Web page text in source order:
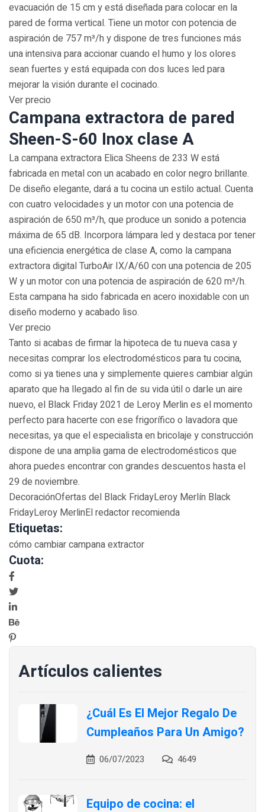
Artículos calientes
¿Cuál Es El Mejor Regalo De
Cumpleaños Para Un Amigo?
06/07/2023 4649
Equipo de cocina: el
evacuación de 15 cm y está diseñada para colocar en la
pared de forma vertical. Tiene un motor con potencia de
aspiración de 757 m³/h y dispone de tres funciones más
una intensiva para accionar cuando el humo y los olores
sean fuertes y está equipada con dos luces led para
mejorar la visión durante el cocinado.
Ver precio
Campana extractora de pared
Sheen-S-60 Inox clase A
La campana extractora Elica Sheens de 233 W está
fabricada en metal con un acabado en color negro brillante.
De diseño elegante, dará a tu cocina un estilo actual. Cuenta
con cuatro velocidades y un motor con una potencia de
aspiración de 650 m³/h, que produce un sonido a potencia
máxima de 65 dB. Incorpora lámpara led y destaca por tener
una eficiencia energética de clase A, como la campana
extractora digital TurboAir IX/A/60 con una potencia de 205
W y un motor con una potencia de aspiración de 620 m³/h.
Esta campana ha sido fabricada en acero inoxidable con un
diseño moderno y acabado liso.
Ver precio
Tanto si acabas de firmar la hipoteca de tu nueva casa y
necesitas comprar los electrodomésticos para tu cocina,
como si ya tienes una y simplemente quieres cambiar algún
aparato que ha llegado al fin de su vida útil o darle un aire
nuevo, el Black Friday 2021 de Leroy Merlin es el momento
perfecto para hacerte con ese frigorífico o lavadora que
necesitas, ya que el especialista en bricolaje y construcción
dispone de una amplia gama de electrodomésticos que
ahora puedes encontrar con grandes descuentos hasta el
29 de noviembre.
DecoraciónOfertas del Black FridayLeroy Merlín Black
FridayLeroy MerlinEl redactor recomienda
Etiquetas:
cómo cambiar campana extractor
Cuota: